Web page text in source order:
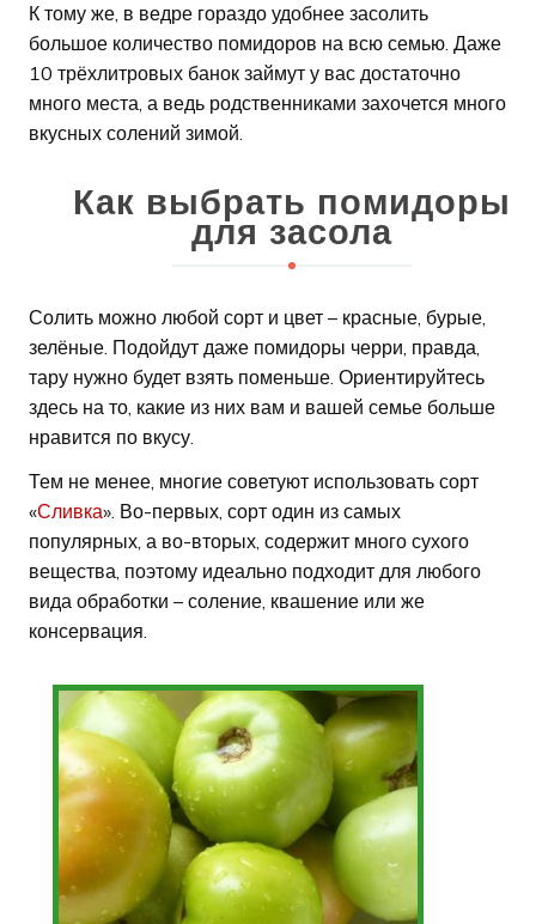
К тому же, в ведре гораздо удобнее засолить
большое количество помидоров на всю семью. Даже
10 трёхлитровых банок займут у вас достаточно
много места, а ведь родственниками захочется много
вкусных солений зимой.
Как выбрать помидоры
для засола
Солить можно любой сорт и цвет – красные, бурые,
зелёные. Подойдут даже помидоры черри, правда,
тару нужно будет взять поменьше. Ориентируйтесь
здесь на то, какие из них вам и вашей семье больше
нравится по вкусу.
Тем не менее, многие советуют использовать сорт
«Сливка». Во-первых, сорт один из самых
популярных, а во-вторых, содержит много сухого
вещества, поэтому идеально подходит для любого
вида обработки – соление, квашение или же
консервация.